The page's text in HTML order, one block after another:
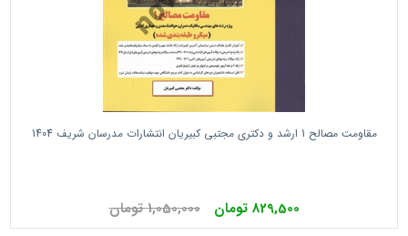
مقاومت مصالح 1 ارشد و دکتری مجتبی کبیریان انتشارات مدرسان شریف 1404
829,500 تومان 1,050,000 تومان